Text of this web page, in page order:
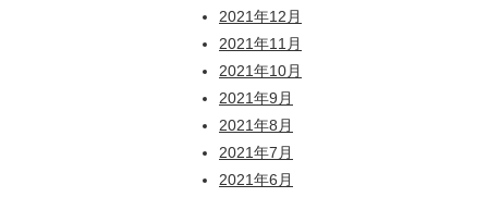
2021年12月
2021年11月
2021年10月
2021年9月
2021年8月
2021年7月
2021年6月